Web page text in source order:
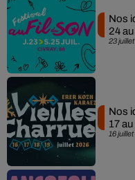
23
Nos
24
16
Nos
17